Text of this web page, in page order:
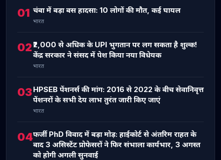
01 चंबा में बड़ा बस हादसा: 10 लोगों की मौत, कई घायल
भारत
02₹2,000 से अधिक के UPI भुगतान पर लग सकता है शुल्क!
केंद्र सरकार ने संसद में पेश किया नया विधेयक
भारत
03HPSEB पेंशनर्स की मांग: 2016 से 2022 के बीच सेवानिवृत्त
पेंशनरों के सभी देय लाभ तुरंत जारी किए जाएं
भारत
04फर्जी PhD विवाद में बड़ा मोड़: हाईकोर्ट से अंतरिम राहत के
बाद 3 असिस्टेंट प्रोफेसरों ने फिर संभाला कार्यभार, 3 अगस्त
को होगी अगली सुनवाई